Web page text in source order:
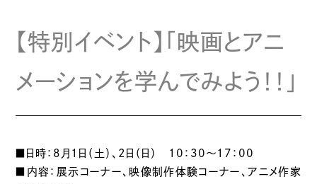
【特別イベント】「映画とアニ
メーションを学んでみよう！！」
■日時：8月1日（土）、2日（日） 10：30～17：00
■内容：展示コーナー、映像制作体験コーナー、アニメ作家